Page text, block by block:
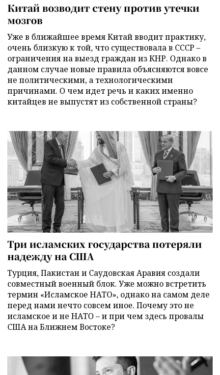
Китай возводит стену против утечки
мозгов
Уже в ближайшее время Китай вводит практику,
очень близкую к той, что существовала в СССР –
ограничения на выезд граждан из КНР. Однако в
данном случае новые правила объясняются вовсе
не политическими, а технологическими
причинами. О чем идет речь и каких именно
китайцев не выпустят из собственной страны?
Три исламских государства потеряли
надежду на США
Турция, Пакистан и Саудовская Аравия создали
совместный военный блок. Уже можно встретить
термин «Исламское НАТО», однако на самом деле
перед нами нечто совсем иное. Почему это не
исламское и не НАТО – и при чем здесь провалы
США на Ближнем Востоке?